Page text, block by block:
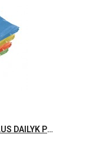
Lavette non tissée 35x40cm MICROPLUS DAILYK PREMIUM -Sch 5